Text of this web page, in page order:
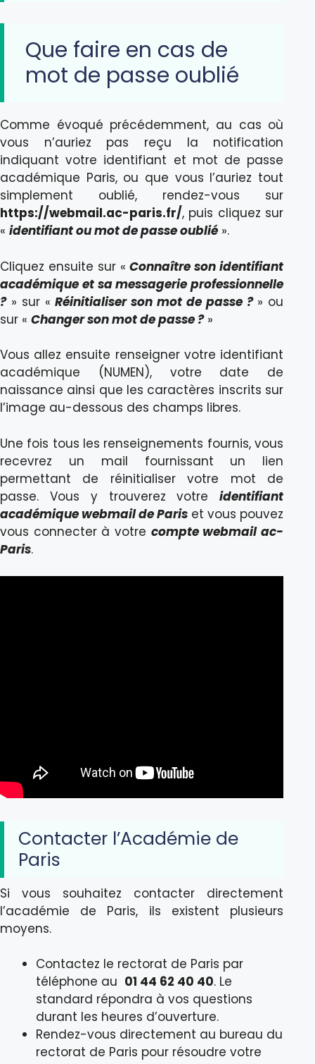
Que faire en cas de
mot de passe oublié
Comme évoqué précédemment, au cas où
vous n’auriez pas reçu la notification
indiquant votre identifiant et mot de passe
académique Paris, ou que vous l’auriez tout
simplement oublié, rendez-vous sur
https://webmail.ac-paris.fr/, puis cliquez sur
« identifiant ou mot de passe oublié ».
Cliquez ensuite sur «Connaître son identifiant
académique et sa messagerie professionnelle
? » sur «Réinitialiser son mot de passe ?» ou
sur « Changer son mot de passe ?»
Vous allez ensuite renseigner votre identifiant
académique (NUMEN), votre date de
naissance ainsi que les caractères inscrits sur
l’image au-dessous des champs libres.
Une fois tous les renseignements fournis, vous
recevrez un mail fournissant un lien
permettant de réinitialiser votre mot de
passe. Vous y trouverez votreidentifiant
académique webmail de Paris et vous pouvez
vous connecter à votre compte webmail ac-
Paris.
Contacter l’Académie de
Paris
Si vous souhaitez contacter directement
l’académie de Paris, ils existent plusieurs
moyens.
Contactez le rectorat de Paris par
téléphone au 01 44 62 40 40. Le
standard répondra à vos questions
durant les heures d’ouverture.
Rendez-vous directement au bureau du
rectorat de Paris pour résoudre votre